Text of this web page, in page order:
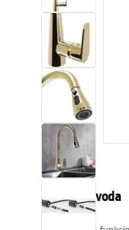
Kade i
Miješalice,
Tuševi
Kuhinja
Pribor i
Opis proizvoda